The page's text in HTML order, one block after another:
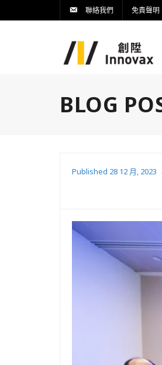
聯絡我們 免責聲明
BLOG
Published 28 12 月, 2023